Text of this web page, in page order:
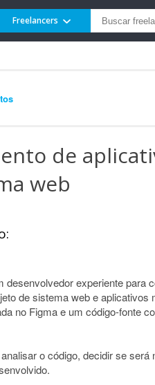
Freelancers
de
web
desenvolvedor experiente para
de sistema web e aplicativos
no Figma e um código-fonte
o código, decidir se